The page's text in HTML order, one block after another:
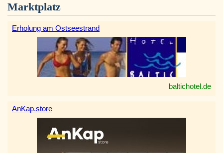
Marktplatz
Erholung am Ostseestrand
baltichotel.de
AnKap.store